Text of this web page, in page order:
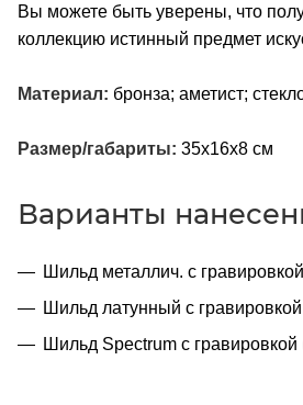
Вы можете быть уверены, что
коллекцию истинный предмет
Материал: бронза; аметист;
Размер/габариты: 35х16x8 см
Варианты
Шильд металлич. с
Шильд латунный с
Шильд Spectrum с гравировкой